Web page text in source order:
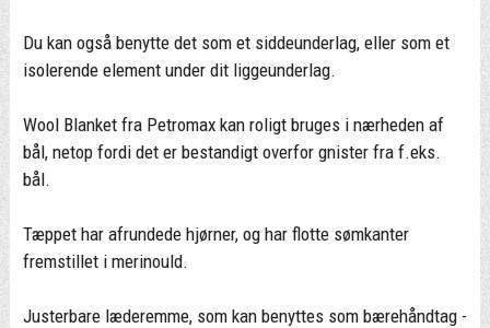
Du kan også benytte det som et siddeunderlag, eller som et
isolerende element under dit liggeunderlag.
Wool Blanket fra Petromax kan roligt bruges i nærheden af
bål, netop fordi det er bestandigt overfor gnister fra f.eks.
bål.
Tæppet har afrundede hjørner, og har flotte sømkanter
fremstillet i merinould.
Justerbare læderemme, som kan benyttes som bærehåndtag -